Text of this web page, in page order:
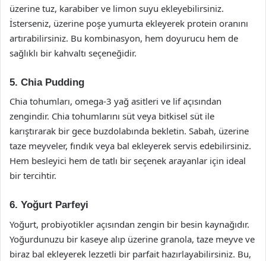
üzerine tuz, karabiber ve limon suyu ekleyebilirsiniz.
İsterseniz, üzerine poşe yumurta ekleyerek protein oranını
artırabilirsiniz. Bu kombinasyon, hem doyurucu hem de
sağlıklı bir kahvaltı seçeneğidir.
5. Chia Pudding
Chia tohumları, omega-3 yağ asitleri ve lif açısından
zengindir. Chia tohumlarını süt veya bitkisel süt ile
karıştırarak bir gece buzdolabında bekletin. Sabah, üzerine
taze meyveler, fındık veya bal ekleyerek servis edebilirsiniz.
Hem besleyici hem de tatlı bir seçenek arayanlar için ideal
bir tercihtir.
6. Yoğurt Parfeyi
Yoğurt, probiyotikler açısından zengin bir besin kaynağıdır.
Yoğurdunuzu bir kaseye alıp üzerine granola, taze meyve ve
biraz bal ekleyerek lezzetli bir parfait hazırlayabilirsiniz. Bu,